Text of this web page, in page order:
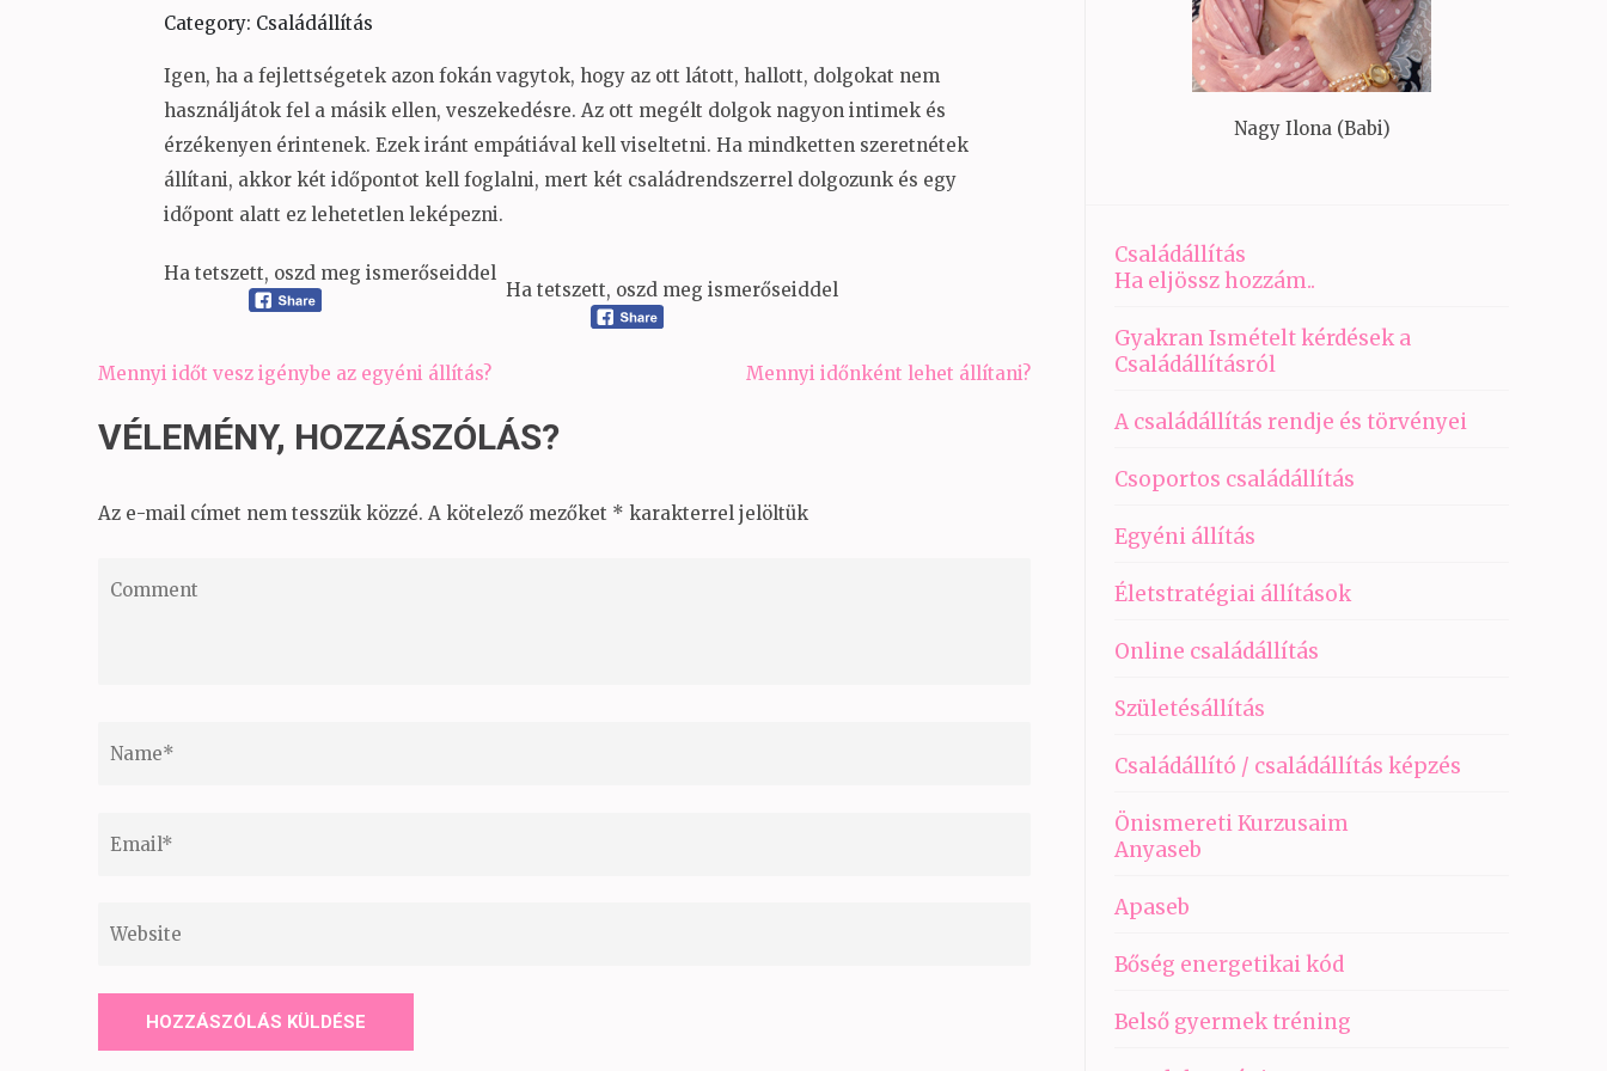
Category: Családállítás
Igen, ha a fejlettségetek azon fokán vagytok, hogy az ott látott, hallott, dolgokat nem
használjátok fel a másik ellen, veszekedésre. Az ott megélt dolgok nagyon intimek és
érzékenyen érintenek. Ezek iránt empátiával kell viseltetni. Ha mindketten szeretnétek
állítani, akkor két időpontot kell foglalni, mert két családrendszerrel dolgozunk és egy
időpont alatt ez lehetetlen leképezni.
Ha tetszett, oszd meg ismerőseiddel
Ha tetszett, oszd meg ismerőseiddel
Bejegyzés
Mennyi időt vesz igénybe az egyéni állítás? Mennyi időnként lehet állítani?
VÉLEMÉNY, HOZZÁSZÓLÁS?
Az e-mail címet nem tesszük közzé. A kötelező mezőket * karakterrel jelöltük
Nagy Ilona (Babi)
Családállítás
Ha eljössz hozzám..
Gyakran Ismételt kérdések a
Családállításról
A családállítás rendje és törvényei
Csoportos családállítás
Egyéni állítás
Életstratégiai állítások
Online családállítás
Születésállítás
Családállító / családállítás képzés
Önismereti Kurzusaim
Anyaseb
Apaseb
Bőség energetikai kód
Belső gyermek tréning